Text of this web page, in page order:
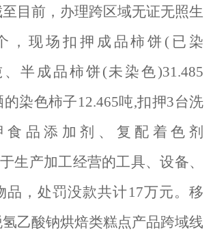
目前，办理跨区域无证无照生
，现场扣押成品柿饼(已染
、半成品柿饼(未染色)31.485
染色柿子12.465吨,扣押3台洗
食品添加剂、复配着色剂
生产加工经营的工具、设备、
品，处罚没款共计17万元。移
乙酸钠烘焙类糕点产品跨域线